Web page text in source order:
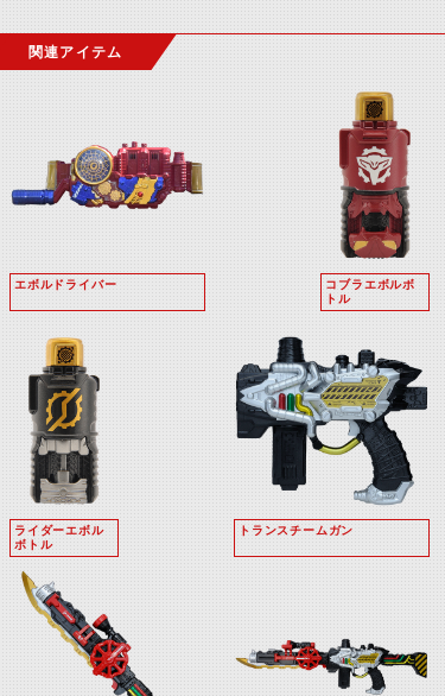
関連アイテム
エボルドライバー
コブラエボルボ
トル
ライダーエボル
ボトル
トランスチームガン